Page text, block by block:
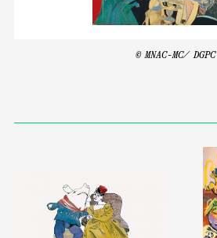
© MNAC-MC/ DGPC